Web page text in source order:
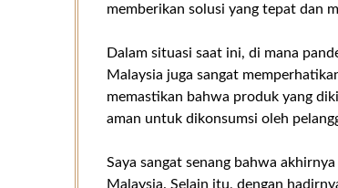
memberikan solusi yang tepat dan
Dalam situasi saat ini, di mana
Malaysia juga sangat
memastikan bahwa produk yang
aman untuk dikonsumsi oleh
Saya sangat senang bahwa
Malaysia. Selain itu, dengan